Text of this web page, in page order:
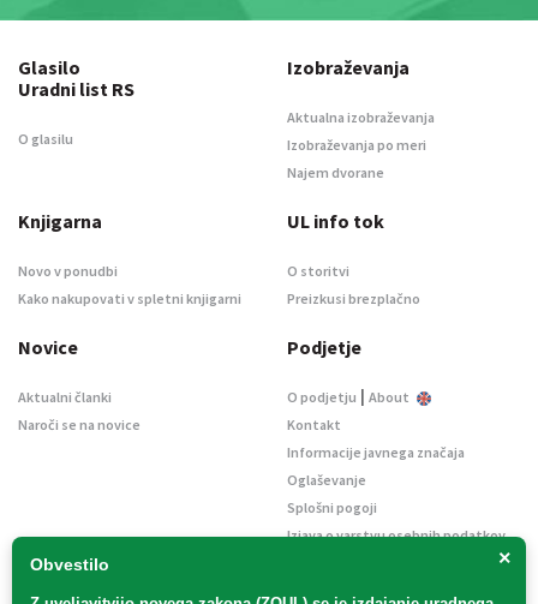
×
Obvestilo
Glasilo
Uradni list RS
O glasilu
Izobraževanja
Aktualna izobraževanja
Izobraževanja po meri
Najem dvorane
Knjigarna
Novo v ponudbi
Kako nakupovati v spletni knjigarni
UL info tok
O storitvi
Preizkusi brezplačno
Novice
Aktualni članki
Naroči se na novice
Podjetje
O podjetju | About
Kontakt
Informacije javnega značaja
Oglaševanje
Splošni pogoji
Izjava o varstvu osebnih podatkov